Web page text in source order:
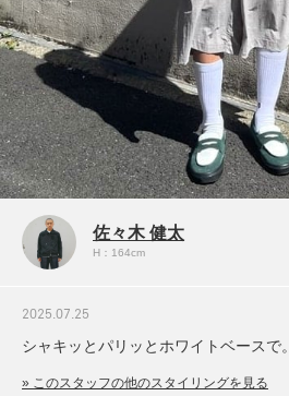
佐々木 健太
H：164cm
2025.07.25
シャキッとパリッとホワイトベースで。
» このスタッフの他のスタイリングを見る